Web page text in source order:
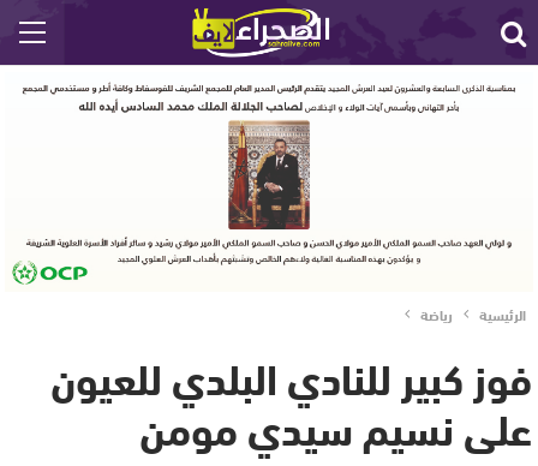
الرئيسية رياضة
فوز كبير للنادي البلدي للعيون
على نسيم سيدي مومن